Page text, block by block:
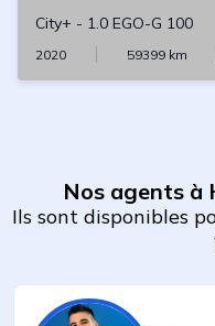
City+ - 1.0 EGO-G 100
2020 59399km
Nos agents à
Ils sont disponibles